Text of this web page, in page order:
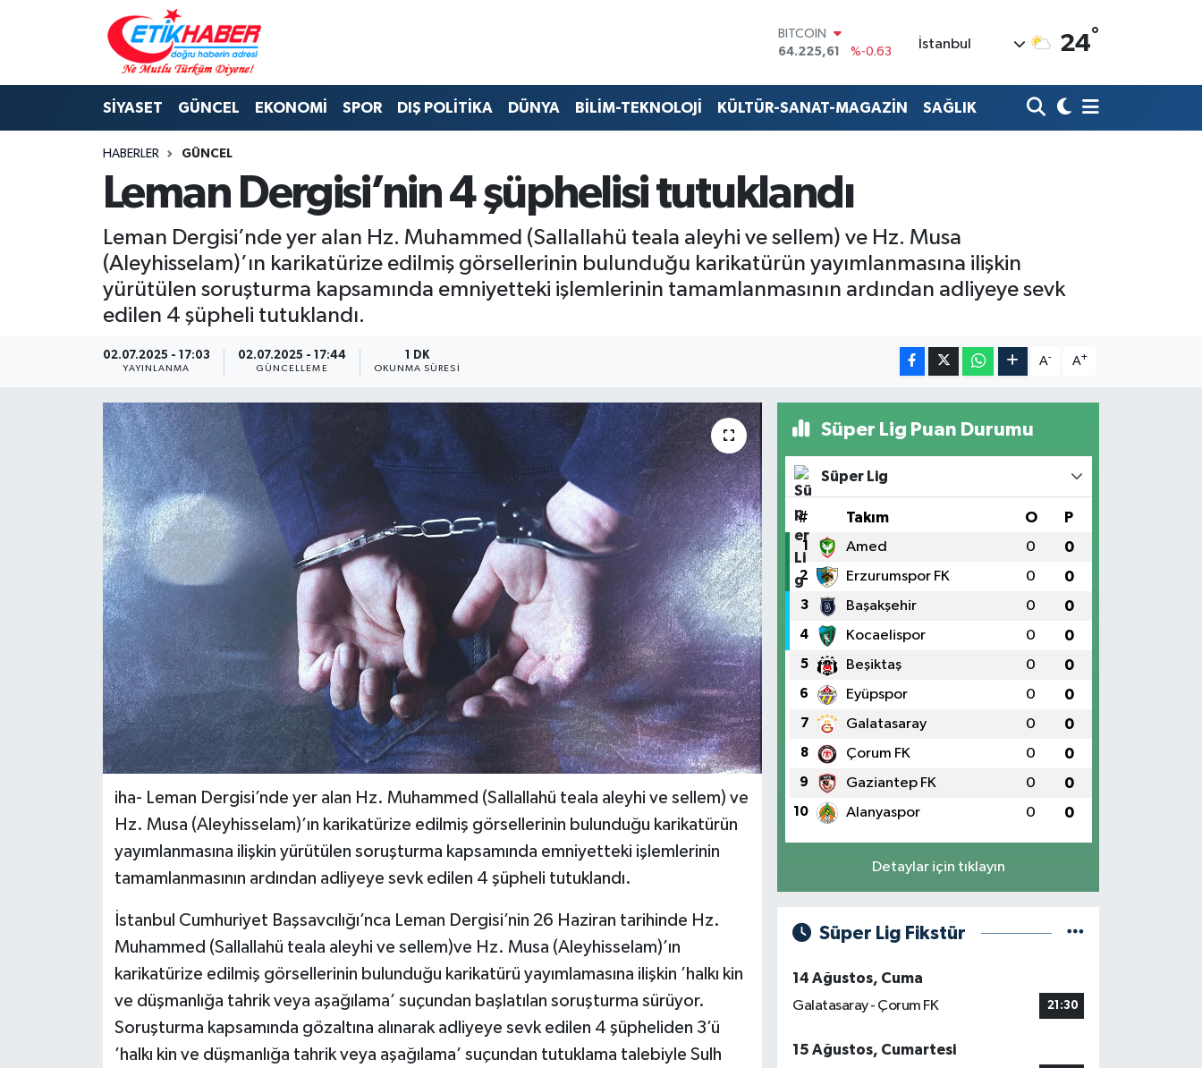
BITCOIN
64.225,61
%-0.63
47,7143
%0.16
EURO
GRAM ALTIN
6510.40
BİST100
13.799
%70
İstanbul 24°
SİYASET GÜNCEL EKONOMİ SPOR DIŞ POLİTİKA DÜNYA BİLİM-TEKNOLOJİ KÜLTÜR-SANAT-MAGAZİN SAĞLIK
HABERLER GÜNCEL
Leman Dergisi’nin 4 şüphelisi tutuklandı
Leman Dergisi’nde yer alan Hz. Muhammed (Sallallahü teala aleyhi ve sellem) ve Hz. Musa
(Aleyhisselam)’ın karikatürize edilmiş görsellerinin bulunduğu karikatürün yayımlanmasına ilişkin
yürütülen soruşturma kapsamında emniyetteki işlemlerinin tamamlanmasının ardından adliyeye sevk
edilen 4 şüpheli tutuklandı.
02.07.2025 - 17:03
YAYINLANMA
02.07.2025 - 17:44
GÜNCELLEME
1 DK
OKUNMA SÜRESI
A- A+
iha- Leman Dergisi’nde yer alan Hz. Muhammed (Sallallahü teala aleyhi ve sellem) ve
Hz. Musa (Aleyhisselam)’ın karikatürize edilmiş görsellerinin bulunduğu karikatürün
yayımlanmasına ilişkin yürütülen soruşturma kapsamında emniyetteki işlemlerinin
tamamlanmasının ardından adliyeye sevk edilen 4 şüpheli tutuklandı.
İstanbul Cumhuriyet Başsavcılığı’nca Leman Dergisi’nin 26 Haziran tarihinde Hz.
Muhammed (Sallallahü teala aleyhi ve sellem)ve Hz. Musa (Aleyhisselam)’ın
karikatürize edilmiş görsellerinin bulunduğu karikatürü yayımlamasına ilişkin ’halkı kin
ve düşmanlığa tahrik veya aşağılama’ suçundan başlatılan soruşturma sürüyor.
Soruşturma kapsamında gözaltına alınarak adliyeye sevk edilen 4 şüpheliden 3’ü
’halkı kin ve düşmanlığa tahrik veya aşağılama’ suçundan tutuklama talebiyle Sulh
Süper Lig Puan Durumu
Süper Lig
# Takım O P
1 Amed 0 0
2 Erzurumspor FK 0 0
3 Başakşehir 0 0
4 Kocaelispor 0 0
5 Beşiktaş 0 0
6 Eyüpspor 0 0
7 Galatasaray 0 0
8 Çorum FK 0 0
9 Gaziantep FK 0 0
10 Alanyaspor 0 0
Detaylar için tıklayın
Süper Lig Fikstür
14 Ağustos, Cuma
Galatasaray - Çorum FK
21:30
15 Ağustos, Cumartesi
BİLİM-TEKNOLOJİ
DIŞ POLİTİKA
EĞİTİM GENÇLİK
EKONOMİ
KÖŞE YAZILARI
ÖZEL HABER
RÖPORTAJLAR
SAĞLIK
SİYASET
GÜNCEL
Nöbetçi Eczaneler
Hava Durumu
İstanbul Namaz Vakitleri
Trafik Durumu
Süper Lig Puan Durumu ve Fikstür
Tüm Manşetler